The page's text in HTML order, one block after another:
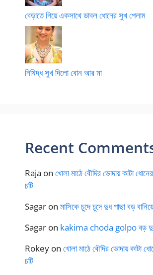
বেড়াতে গিয়ে একসাথে ডাবল ধোনের সুখ পেলাম
নিষিদ্ধ সুখ দিলো বোন আর মা
Recent
Raja on খোলা মাঠে বৌদির ভোদায় কাটা
চটি
Sagar on মাসিকে চুদে চুদে দুধ পাছা বড়
Sagar on kakima choda golpo বড়
Rokey on খোলা মাঠে বৌদির ভোদায় কাটা
চটি